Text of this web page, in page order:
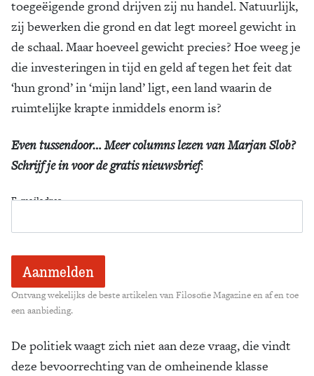
toegeëigende grond drijven zij nu handel. Natuurlijk,
zij bewerken die grond en dat legt moreel gewicht in
de schaal. Maar hoeveel gewicht precies? Hoe weeg je
die investeringen in tijd en geld af tegen het feit dat
‘hun grond’ in ‘mijn land’ ligt, een land waarin de
ruimtelijke krapte inmiddels enorm is?
Even tussendoor… Meer columns lezen van Marjan Slob?
Schrijf je in voor de gratis nieuwsbrief:
E-mailadres
Ontvang wekelijks de beste artikelen van Filosofie Magazine en af en toe
een aanbieding.
De politiek waagt zich niet aan deze vraag, die vindt
deze bevoorrechting van de omheinende klasse